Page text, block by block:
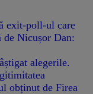
exit-poll-ul care
de Nicușor Dan:
alegerile.
obținut de Firea